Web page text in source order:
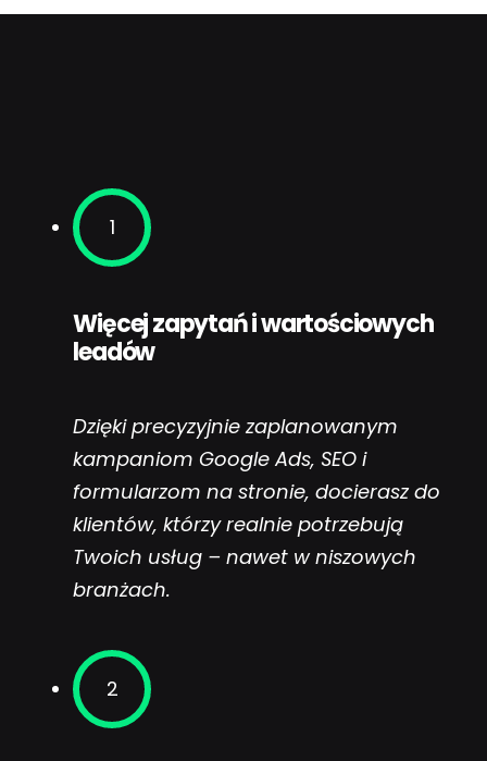
1
Więcej zapytań i wartościowych
leadów
Dzięki precyzyjnie zaplanowanym
kampaniom Google Ads, SEO i
formularzom na stronie, docierasz do
klientów, którzy realnie potrzebują
Twoich usług – nawet w niszowych
branżach.
2